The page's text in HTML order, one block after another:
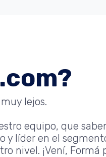
lejos.
equipo, que
y líder en el
nivel. ¡Vení, Formá